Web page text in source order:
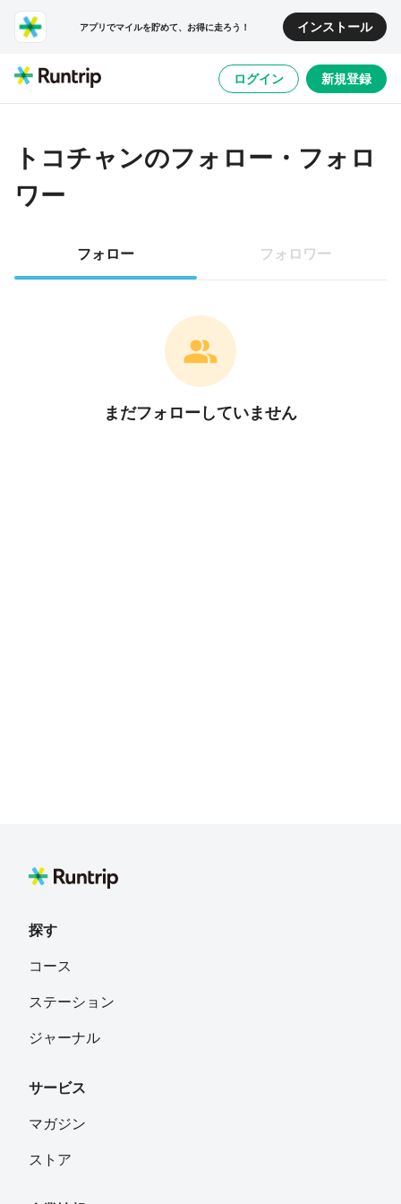
アプリでマイルを貯めて、お得に走ろう！ インストール
ログイン 新規登録
トコチャンのフォロー・フォロ
ワー
フォロー フォロワー
まだフォローしていません
探す
コース
ステーション
ジャーナル
サービス
マガジン
ストア